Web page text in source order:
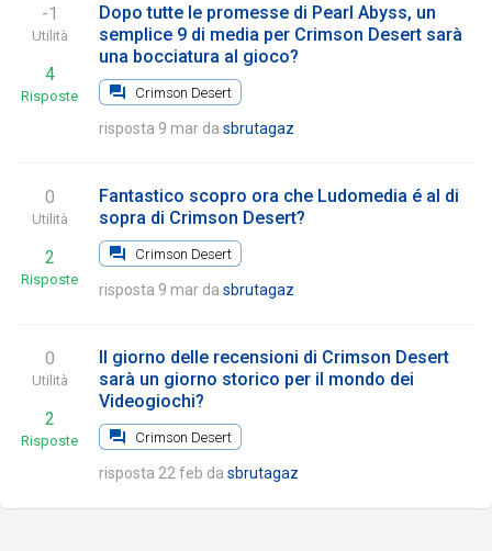
-1
Utilità
4
Risposte
Dopo tutte le promesse di Pearl Abyss, un
semplice 9 di media per Crimson Desert sarà
una bocciatura al gioco?
Crimson Desert
risposta 9 mar da sbrutagaz
0
Utilità
2
Risposte
Fantastico scopro ora che Ludomedia é al di
sopra di Crimson Desert?
Crimson Desert
risposta 9 mar da sbrutagaz
0
Utilità
2
Risposte
Il giorno delle recensioni di Crimson Desert
sarà un giorno storico per il mondo dei
Videogiochi?
Crimson Desert
risposta 22 feb da sbrutagaz